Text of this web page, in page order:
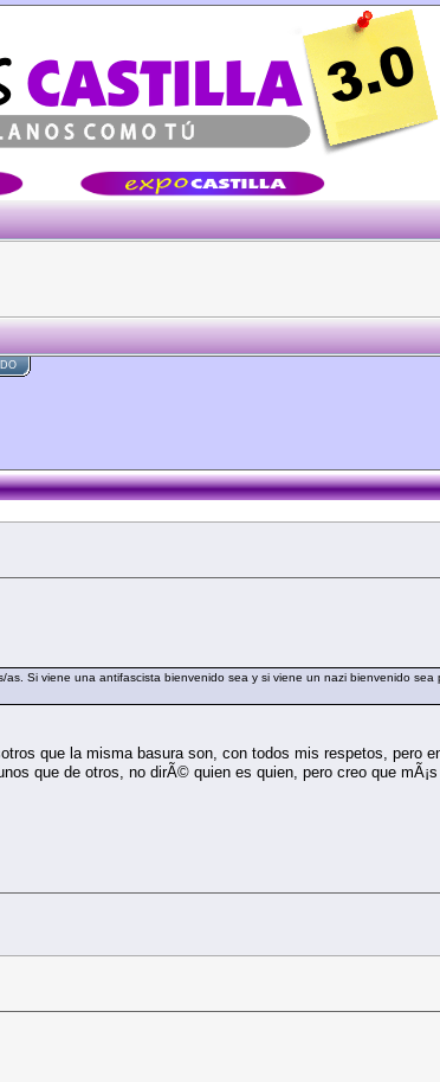
Si viene una antifascista bienvenido sea y si viene un nazi bienvenido
que la misma basura son, con todos mis respetos, pero
que de otros, no dirÃ© quien es quien, pero creo que